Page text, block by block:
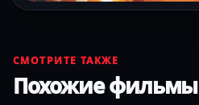
СМОТРИТЕ ТАКЖЕ
Похожие фильмы